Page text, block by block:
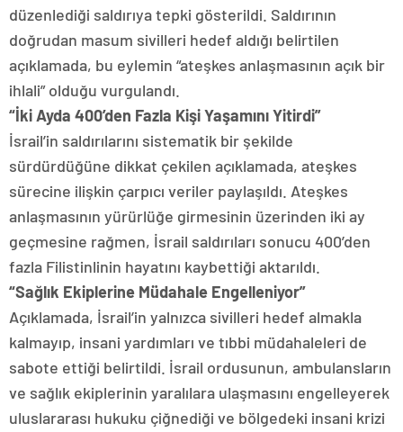
düzenlediği saldırıya tepki gösterildi. Saldırının
doğrudan masum sivilleri hedef aldığı belirtilen
açıklamada, bu eylemin “ateşkes anlaşmasının açık bir
ihlali” olduğu vurgulandı.
“İki Ayda 400’den Fazla Kişi Yaşamını Yitirdi”
İsrail’in saldırılarını sistematik bir şekilde
sürdürdüğüne dikkat çekilen açıklamada, ateşkes
sürecine ilişkin çarpıcı veriler paylaşıldı. Ateşkes
anlaşmasının yürürlüğe girmesinin üzerinden iki ay
geçmesine rağmen, İsrail saldırıları sonucu 400’den
fazla Filistinlinin hayatını kaybettiği aktarıldı.
“Sağlık Ekiplerine Müdahale Engelleniyor”
Açıklamada, İsrail’in yalnızca sivilleri hedef almakla
kalmayıp, insani yardımları ve tıbbi müdahaleleri de
sabote ettiği belirtildi. İsrail ordusunun, ambulansların
ve sağlık ekiplerinin yaralılara ulaşmasını engelleyerek
uluslararası hukuku çiğnediği ve bölgedeki insani krizi